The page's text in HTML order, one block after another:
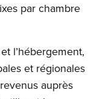
par chambre
l’hébergement,
et régionales
auprès